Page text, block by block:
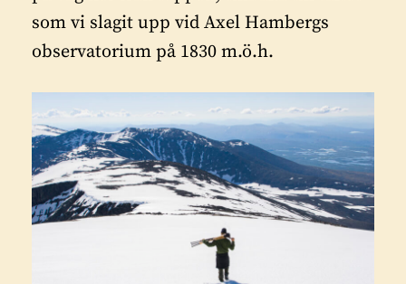
som vi slagit upp vid Axel Hambergs
observatorium på 1830 m.ö.h.